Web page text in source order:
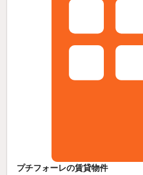
プチフォーレの賃貸物件